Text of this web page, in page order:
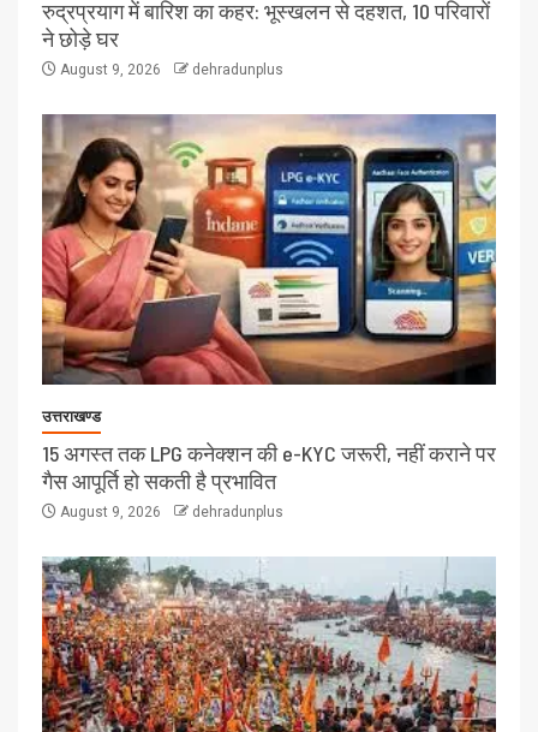
रुद्रप्रयाग में बारिश का कहर: भूस्खलन से दहशत, 10 परिवारों
ने छोड़े घर
August 9, 2026 dehradunplus
उत्तराखण्ड
15 अगस्त तक LPG कनेक्शन की e-KYC जरूरी, नहीं कराने पर
गैस आपूर्ति हो सकती है प्रभावित
August 9, 2026 dehradunplus